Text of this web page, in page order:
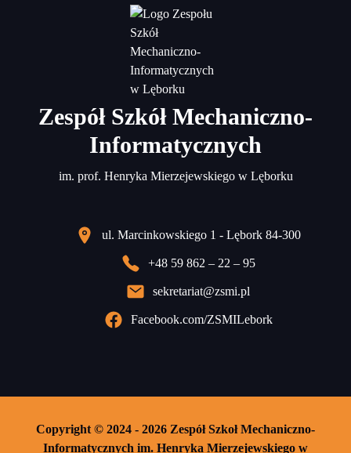
Zespół Szkół Mechaniczno-
Informatycznych
im. prof. Henryka Mierzejewskiego w Lęborku
ul. Marcinkowskiego 1 - Lębork 84-300
+48 59 862 – 22 – 95
sekretariat@zsmi.pl
Facebook.com/ZSMILebork
Copyright © 2024 - 2026 Zespół Szkoł Mechaniczno-
Informatycznych im. Henryka Mierzejewskiego w